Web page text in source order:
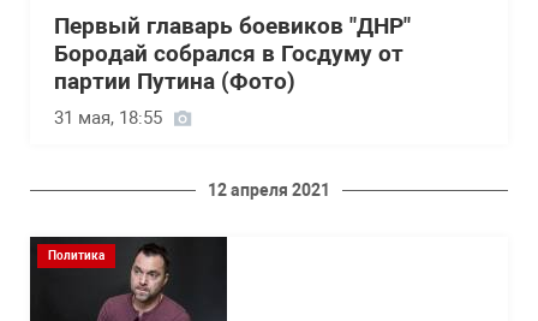
Первый главарь боевиков "ДНР"
Бородай собрался в Госдуму от
партии Путина (Фото)
31 мая, 18:55
12 апреля 2021
Политика